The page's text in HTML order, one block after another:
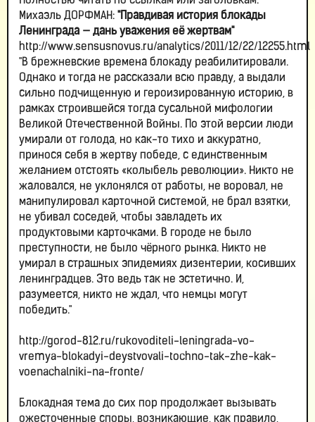
Михаэль ДОРФМАН: "Правдивая история блокады
Ленинграда — дань уважения её жертвам"
http://www.sensusnovus.ru/analytics/2011/12/22/12255.html
"В брежневские времена блокаду реабилитировали.
Однако и тогда не рассказали всю правду, а выдали
сильно подчищенную и героизированную историю, в
рамках строившейся тогда сусальной мифологии
Великой Отечественной Войны. По этой версии люди
умирали от голода, но как-то тихо и аккуратно,
принося себя в жертву победе, с единственным
желанием отстоять «колыбель революции». Никто не
жаловался, не уклонялся от работы, не воровал, не
манипулировал карточной системой, не брал взятки,
не убивал соседей, чтобы завладеть их
продуктовыми карточками. В городе не было
преступности, не было чёрного рынка. Никто не
умирал в страшных эпидемиях дизентерии, косивших
ленинградцев. Это ведь так не эстетично. И,
разумеется, никто не ждал, что немцы могут
победить."
http://gorod-812.ru/rukovoditeli-leningrada-vo-
vremya-blokadyi-deystvovali-tochno-tak-zhe-kak-
voenachalniki-na-fronte/
Блокадная тема до сих пор продолжает вызывать
ожесточенные споры, возникающие, как правило,